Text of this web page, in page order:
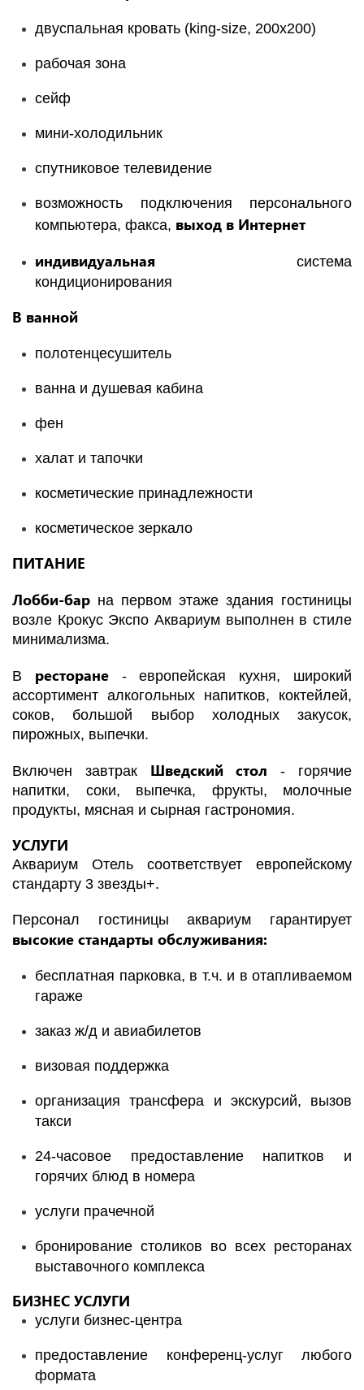
двуспальная кровать (king-size, 200х200)
рабочая зона
сейф
мини-холодильник
спутниковое телевидение
возможность подключения персонального
компьютера, факса, выход в Интернет
индивидуальная система
кондиционирования
В ванной
полотенцесушитель
ванна и душевая кабина
фен
халат и тапочки
косметические принадлежности
косметическое зеркало
ПИТАНИЕ
Лобби-бар на первом этаже здания гостиницы
возле Крокус Экспо Аквариум выполнен в стиле
минимализма.
В ресторане- европейская кухня, широкий
ассортимент алкогольных напитков, коктейлей,
соков, большой выбор холодных закусок,
пирожных, выпечки.
Включен завтрак Шведский стол- горячие
напитки, соки, выпечка, фрукты, молочные
продукты, мясная и сырная гастрономия.
УСЛУГИ
Аквариум Отель соответствует европейскому
стандарту 3 звезды+.
Персонал гостиницы аквариум гарантирует
высокие стандарты обслуживания:
бесплатная парковка, в т.ч. и в отапливаемом
гараже
заказ ж/д и авиабилетов
визовая поддержка
организация трансфера и экскурсий, вызов
такси
24-часовое предоставление напитков и
горячих блюд в номера
услуги прачечной
бронирование столиков во всех ресторанах
выставочного комплекса
БИЗНЕС УСЛУГИ
услуги бизнес-центра
предоставление конференц-услуг любого
формата